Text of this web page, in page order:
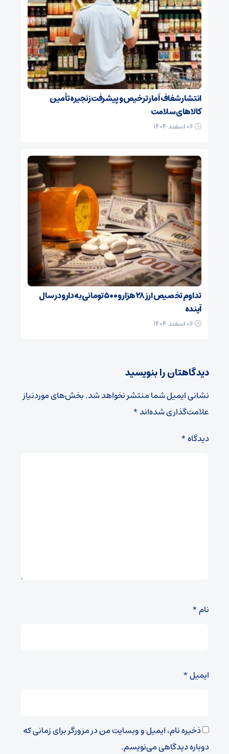
انتشار شفاف آمار ترخیص و پیشرفت زنجیره تأمین
کالاهای سلامت
تداوم تخصیص ارز ۲۸ هزار و ۵۰۰ تومانی به دارو در سال
آینده
دیدگاهتان را بنویسید
نشانی ایمیل شما منتشر نخواهد شد.بخش‌های موردنیاز
علامت‌گذاری شده‌اند*
دیدگاه*
نام*
ایمیل*
ذخیره نام، ایمیل و وبسایت من در مرورگر برای زمانی که
دوباره دیدگاهی می‌نویسم.